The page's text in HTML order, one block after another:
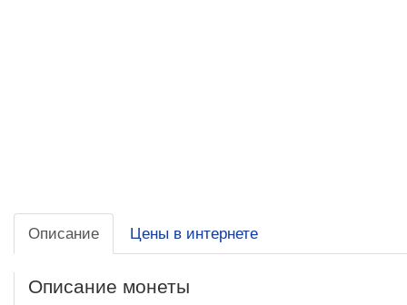
Описание Цены в интернете
Описание монеты